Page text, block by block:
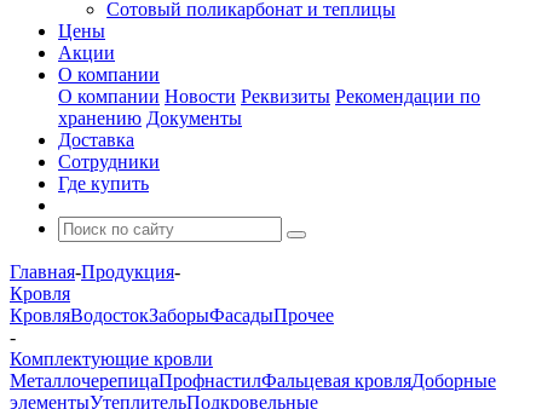
Сотовый поликарбонат и теплицы
Цены
Акции
О компании
О компании Новости Реквизиты Рекомендации по
хранению Документы
Доставка
Сотрудники
Где купить
Главная-Продукция-
Кровля
КровляВодостокЗаборыФасадыПрочее
-
Комплектующие кровли
МеталлочерепицаПрофнастилФальцевая кровляДоборные
элементыУтеплительПодкровельные